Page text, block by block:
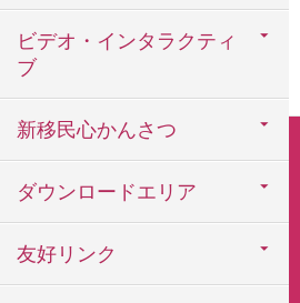
ビデオ・インタラクティ
ブ
新移民心かんさつ
ダウンロードエリア
友好リンク